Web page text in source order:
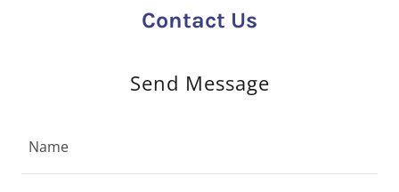
Contact Us
Send Message
Name